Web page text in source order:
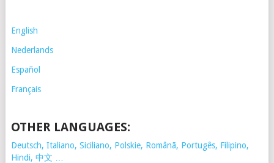
English
Nederlands
Español
Français
OTHER LANGUAGES:
Deutsch, Italiano, Siciliano, Polskie, Românã, Portugês, Filipino,
Hindi, 中文 …